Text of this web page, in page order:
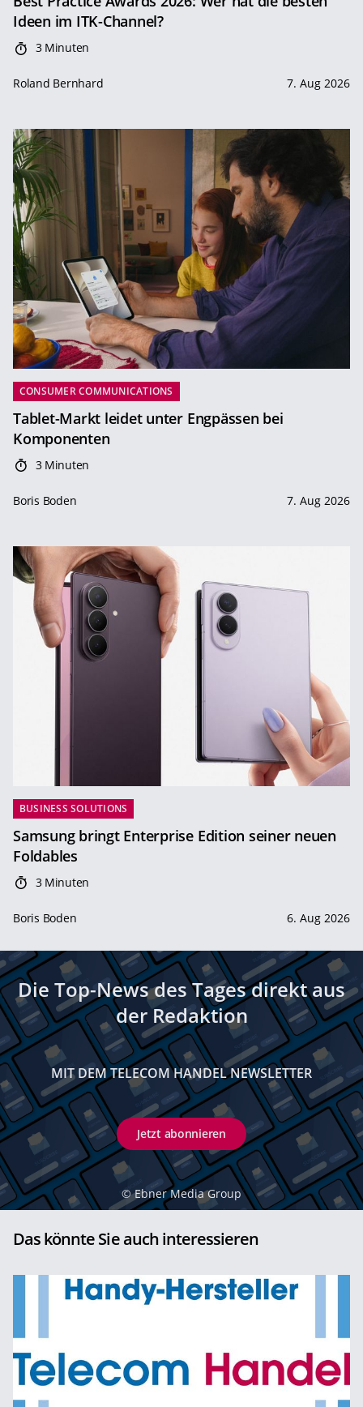
Ideen im ITK-Channel?
3 Minuten
Roland Bernhard 7. Aug 2026
CONSUMER COMMUNICATIONS
Tablet-Markt leidet unter Engpässen bei
Komponenten
3 Minuten
Boris Boden 7. Aug 2026
BUSINESS SOLUTIONS
Samsung bringt Enterprise Edition seiner neuen
Foldables
3 Minuten
Boris Boden 6. Aug 2026
Die Top-News des Tages direkt aus
der Redaktion
MIT DEM TELECOM HANDEL NEWSLETTER
Jetzt abonnieren
© Ebner Media Group
Das könnte Sie auch interessieren